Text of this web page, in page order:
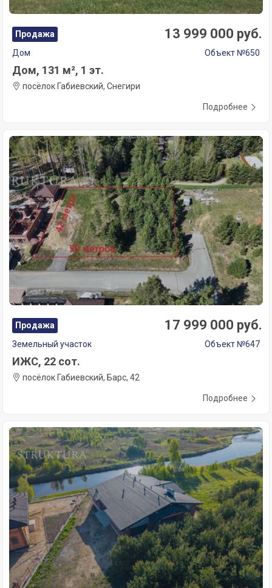
Продажа 13 999 000 руб.
Дом Объект №650
Дом, 131 м², 1 эт.
посёлок Габиевский, Снегири
Подробнее
Продажа 17 999 000 руб.
Земельный участок Объект №647
ИЖС, 22 сот.
посёлок Габиевский, Барс, 42
Подробнее